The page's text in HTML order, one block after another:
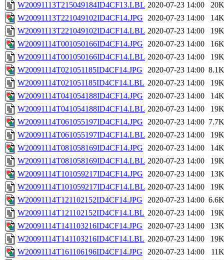
W20091113T215049184ID4CF13.LBL 2020-07-23 14:00
20K
W20091113T221049102ID4CF14.JPG 2020-07-23 14:00
14K
W20091113T221049102ID4CF14.LBL 2020-07-23 14:00
19K
W20091114T001050166ID4CF14.JPG 2020-07-23 14:00
16K
W20091114T001050166ID4CF14.LBL 2020-07-23 14:00
19K
W20091114T021051185ID4CF14.JPG
2020-07-23 14:00 8.1K
W20091114T021051185ID4CF14.LBL 2020-07-23 14:00
19K
W20091114T041054188ID4CF14.JPG 2020-07-23 14:00
14K
W20091114T041054188ID4CF14.LBL 2020-07-23 14:00
19K
W20091114T061055197ID4CF14.JPG 2020-07-23 14:00 7.7K
W20091114T061055197ID4CF14.LBL 2020-07-23 14:00
19K
W20091114T081058169ID4CF14.JPG 2020-07-23 14:00
14K
W20091114T081058169ID4CF14.LBL 2020-07-23 14:00
19K
W20091114T101059217ID4CF14.JPG 2020-07-23 14:00
13K
W20091114T101059217ID4CF14.LBL 2020-07-23 14:00
19K
W20091114T121102152ID4CF14.JPG
2020-07-23 14:00 6.6K
W20091114T121102152ID4CF14.LBL 2020-07-23 14:00
19K
W20091114T141103216ID4CF14.JPG
2020-07-23 14:00
13K
W20091114T141103216ID4CF14.LBL 2020-07-23 14:00
19K
W20091114T161106196ID4CF14.JPG
2020-07-23 14:00
11K